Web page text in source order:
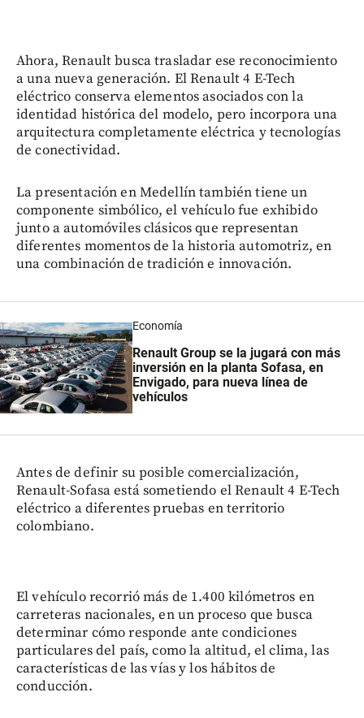
Ahora, Renault busca trasladar ese reconocimiento
a una nueva generación. El Renault 4 E-Tech
eléctrico conserva elementos asociados con la
identidad histórica del modelo, pero incorpora una
arquitectura completamente eléctrica y tecnologías
de conectividad.
La presentación en Medellín también tiene un
componente simbólico, el vehículo fue exhibido
junto a automóviles clásicos que representan
diferentes momentos de la historia automotriz, en
una combinación de tradición e innovación.
Economía
Renault Group se la jugará con más
inversión en la planta Sofasa, en
Envigado, para nueva línea de
vehículos
Antes de definir su posible comercialización,
Renault-Sofasa está sometiendo el Renault 4 E-Tech
eléctrico a diferentes pruebas en territorio
colombiano.
El vehículo recorrió más de 1.400 kilómetros en
carreteras nacionales, en un proceso que busca
determinar cómo responde ante condiciones
particulares del país, como la altitud, el clima, las
características de las vías y los hábitos de
conducción.